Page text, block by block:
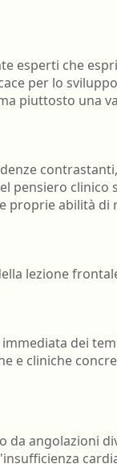
esperti che
per lo
piuttosto una
pensiero clinico
proprie abilità di
lezione
dei
e cliniche
da angolazioni